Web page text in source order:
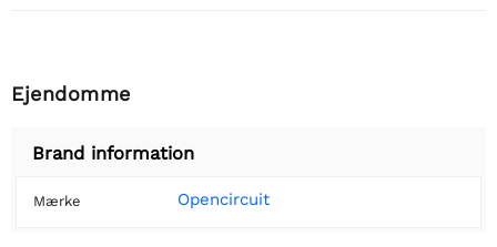
Ejendomme
Brand information
Mærke Opencircuit